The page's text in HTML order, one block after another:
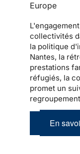
Europe
collectivités
la politique
Nantes, la
prestations
réfugiés, la
promet un
En